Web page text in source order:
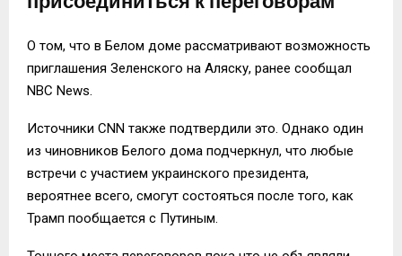
О том, что в Белом доме рассматривают возможность
приглашения Зеленского на Аляску, ранее сообщал
NBC News.
Источники CNN также подтвердили это. Однако один
из чиновников Белого дома подчеркнул, что любые
встречи с участием украинского президента,
вероятнее всего, смогут состояться после того, как
Трамп пообщается с Путиным.